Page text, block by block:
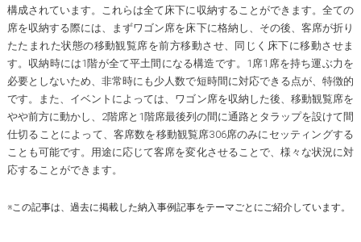
構成されています。これらは全て床下に収納することができます。全ての
席を収納する際には、まずワゴン席を床下に格納し、その後、客席が折り
たたまれた状態の移動観覧席を前方移動させ、同じく床下に移動させま
す。収納時には1階が全て平土間になる構造です。1席1席を持ち運ぶ力を
必要としないため、非常時にも少人数で短時間に対応できる点が、特徴的
です。また、イベントによっては、ワゴン席を収納した後、移動観覧席を
やや前方に動かし、2階席と1階席最後列の間に通路とタラップを設けて間
仕切ることによって、客席数を移動観覧席306席のみにセッティングする
ことも可能です。用途に応じて客席を変化させることで、様々な状況に対
応することができます。
※この記事は、過去に掲載した納入事例記事をテーマごとにご紹介しています。